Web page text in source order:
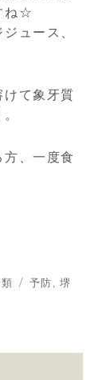
ね☆
ュース、
て象牙質
。
、一度食
タ
予防
堺